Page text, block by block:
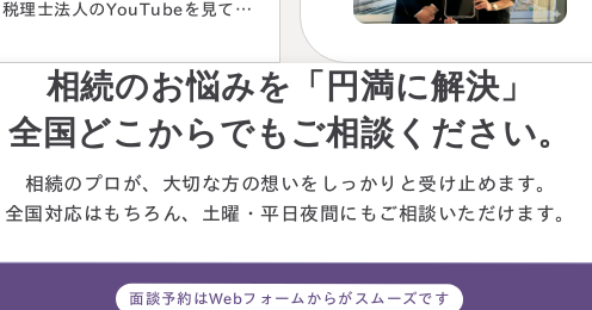
税理士法人のYouTubeを見て勉
を色々な控除や特例を駆使して
計算していくのは非常に困難で
早々に先生にお願いしようと判
断しました。相続発生後、保険
うな書類のやりとりを何度もす
ることになります。自分では最
先生へメールで送ってまとめあ
相続のお悩みを「円満に解決」
全国どこからでもご相談ください。
相続のプロが、大切な方の想いを しっかりと受け止めます。
全国対応はもちろん、 土曜・平日夜間にもご相談 いただけます。
面談予約はWebフォームからがスムーズです